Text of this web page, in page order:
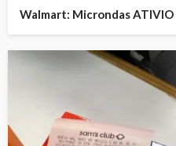
Walmart: Microndas ATIVIO